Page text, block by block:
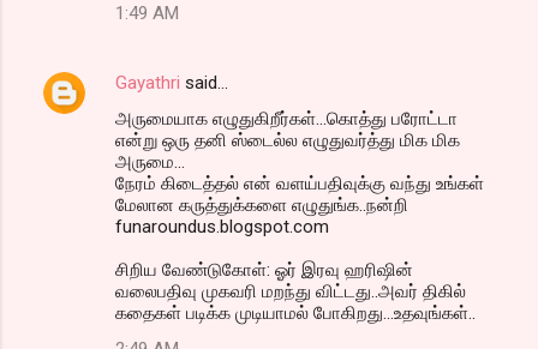
1:49 AM
Gayathri said…
அருமையாக எழுதுகிறீர்கள்...கொத்து பரோட்டா
என்று ஒரு தனி ஸ்டைல்ல எழுதுவர்த்து மிக மிக
அருமை...
நேரம் கிடைத்தல் என் வளய்பதிவுக்கு வந்து உங்கள்
மேலான கருத்துக்களை எழுதுங்க..நன்றி
funaroundus.blogspot.com
சிறிய வேண்டுகோள்: ஓர் இரவு ஹரிஷின்
வலைபதிவு முகவரி மறந்து விட்டது..அவர் திகில்
கதைகள் படிக்க முடியாமல் போகிறது...உதவுங்கள்..